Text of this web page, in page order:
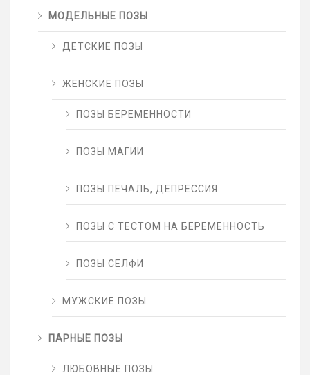
МОДЕЛЬНЫЕ ПОЗЫ
ДЕТСКИЕ ПОЗЫ
ЖЕНСКИЕ ПОЗЫ
ПОЗЫ БЕРЕМЕННОСТИ
ПОЗЫ МАГИИ
ПОЗЫ ПЕЧАЛЬ, ДЕПРЕССИЯ
ПОЗЫ С ТЕСТОМ НА БЕРЕМЕННОСТЬ
ПОЗЫ СЕЛФИ
МУЖСКИЕ ПОЗЫ
ПАРНЫЕ ПОЗЫ
ЛЮБОВНЫЕ ПОЗЫ